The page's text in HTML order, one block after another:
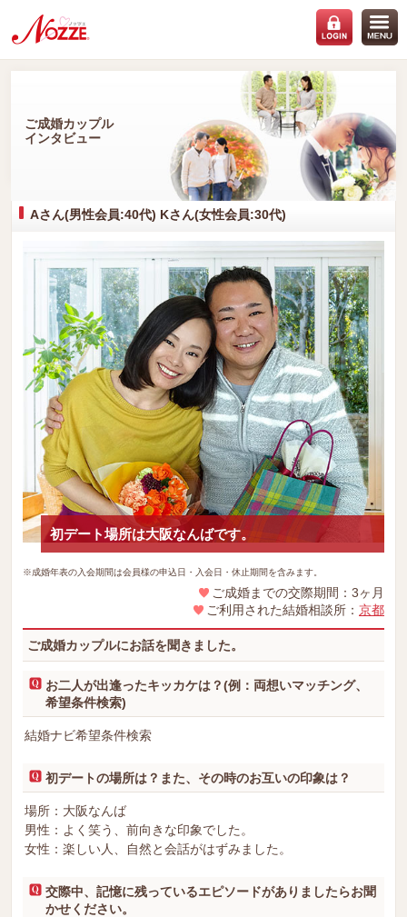
ご成婚カップル
インタビュー
Aさん(男性会員:40代) Kさん(女性会員:30代)
初デート場所は大阪なんばです。
※成婚年表の入会期間は会員様の申込日・入会日・休止期間を含みます。
ご成婚までの交際期間：3ヶ月
ご利用された結婚相談所： 京都
ご成婚カップルにお話を聞きました。
お二人が出逢ったキッカケは？(例：両想いマッチング、
希望条件検索)
結婚ナビ希望条件検索
初デートの場所は？また、その時のお互いの印象は？
場所：大阪なんば
男性：よく笑う、前向きな印象でした。
女性：楽しい人、自然と会話がはずみました。
交際中、記憶に残っているエピソードがありましたらお聞
かせください。